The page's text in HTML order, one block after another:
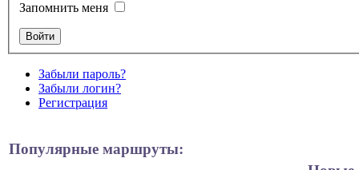
Запомнить меня
Забыли пароль?
Забыли логин?
Регистрация
Популярные маршруты: